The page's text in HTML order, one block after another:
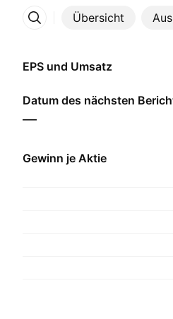
Übersicht
Mehr
EPS und Umsatz
Datum des nächsten
—
Gewinn je Aktie